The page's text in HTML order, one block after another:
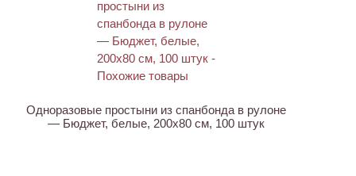
Одноразовые простыни из спанбонда в рулоне
— Бюджет, белые, 200х80 см, 100 штук